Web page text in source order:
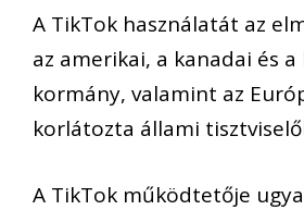
A TikTok használatát az
az amerikai, a kanadai és a
kormány, valamint az
korlátozta állami
A TikTok működtetője